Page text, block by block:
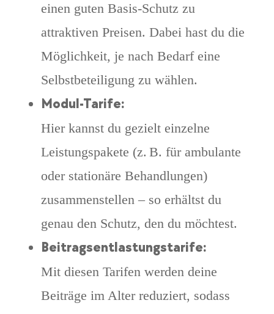
einen guten Basis-Schutz zu
attraktiven Preisen. Dabei hast du die
Möglichkeit, je nach Bedarf eine
Selbstbeteiligung zu wählen.
Modul-Tarife:
Hier kannst du gezielt einzelne
Leistungspakete (z. B. für ambulante
oder stationäre Behandlungen)
zusammenstellen – so erhältst du
genau den Schutz, den du möchtest.
Beitragsentlastungstarife:
Mit diesen Tarifen werden deine
Beiträge im Alter reduziert, sodass